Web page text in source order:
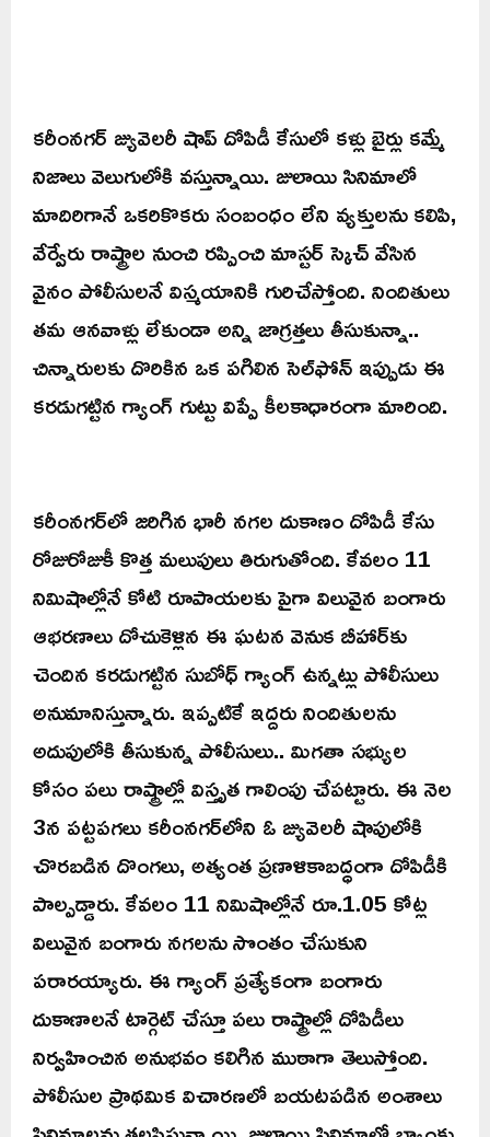
కరీంనగర్ జ్యువెలరీ షాప్ దోపిడీ కేసులో కళ్లు బైర్లు కమ్మే
నిజాలు వెలుగులోకి వస్తున్నాయి. జులాయి సినిమాలో
మాదిరిగానే ఒకరికొకరు సంబంధం లేని వ్యక్తులను కలిపి,
వేర్వేరు రాష్ట్రాల నుంచి రప్పించి మాస్టర్ స్కెచ్ వేసిన
వైనం పోలీసులనే విస్మయానికి గురిచేస్తోంది. నిందితులు
తమ ఆనవాళ్లు లేకుండా అన్ని జాగ్రత్తలు తీసుకున్నా..
చిన్నారులకు దొరికిన ఒక పగిలిన సెల్‌ఫోన్ ఇప్పుడు ఈ
కరడుగట్టిన గ్యాంగ్ గుట్టు విప్పే కీలకాధారంగా మారింది.
కరీంనగర్‌లో జరిగిన భారీ నగల దుకాణం దోపిడీ కేసు
రోజురోజుకీ కొత్త మలుపులు తిరుగుతోంది. కేవలం 11
నిమిషాల్లోనే కోటి రూపాయలకు పైగా విలువైన బంగారు
ఆభరణాలు దోచుకెళ్లిన ఈ ఘటన వెనుక బీహార్‌కు
చెందిన కరడుగట్టిన సుబోధ్ గ్యాంగ్ ఉన్నట్లు పోలీసులు
అనుమానిస్తున్నారు. ఇప్పటికే ఇద్దరు నిందితులను
అదుపులోకి తీసుకున్న పోలీసులు.. మిగతా సభ్యుల
కోసం పలు రాష్ట్రాల్లో విస్తృత గాలింపు చేపట్టారు. ఈ నెల
3న పట్టపగలు కరీంనగర్‌లోని ఓ జ్యువెలరీ షాపులోకి
చొరబడిన దొంగలు, అత్యంత ప్రణాళికాబద్ధంగా దోపిడీకి
పాల్పడ్డారు. కేవలం 11 నిమిషాల్లోనే రూ.1.05 కోట్ల
విలువైన బంగారు నగలను సొంతం చేసుకుని
పరారయ్యారు. ఈ గ్యాంగ్ ప్రత్యేకంగా బంగారు
దుకాణాలనే టార్గెట్ చేస్తూ పలు రాష్ట్రాల్లో దోపిడీలు
నిర్వహించిన అనుభవం కలిగిన ముఠాగా తెలుస్తోంది.
పోలీసుల ప్రాథమిక విచారణలో బయటపడిన అంశాలు